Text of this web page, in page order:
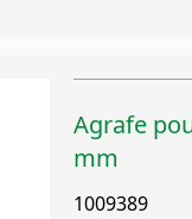
Agrafe
mm
1009389